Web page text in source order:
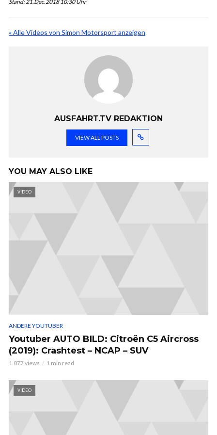
Stand: 21.Dec.2018 10:30 Uhr
« Alle Videos von Simon Motorsport anzeigen
AUSFAHRT.TV REDAKTION
VIEW ALL POSTS
YOU MAY ALSO LIKE
VIDEO
ANDERE YOUTUBER
Youtuber AUTO BILD: Citroën C5 Aircross
(2019): Crashtest – NCAP – SUV
1.077 views 1 min read
VIDEO